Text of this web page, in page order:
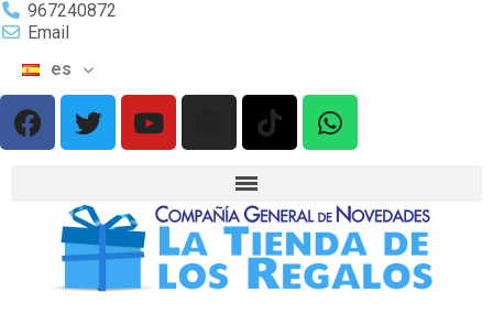
967240872
Email
es